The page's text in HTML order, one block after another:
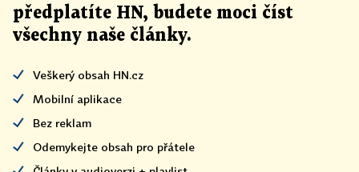
předplatíte HN, budete moci číst
všechny naše články.
Veškerý obsah HN.cz
Mobilní aplikace
Bez reklam
Odemykejte obsah pro přátele